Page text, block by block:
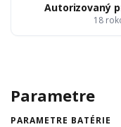
Autorizovaný
18
Parametre
PARAMETRE BATÉRIE